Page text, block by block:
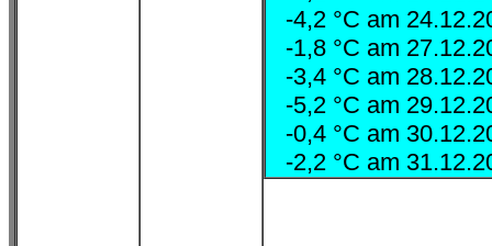
-4,2 °C am
-1,8 °C am
-3,4 °C am
-5,2 °C am
-0,4 °C am
-2,2 °C am